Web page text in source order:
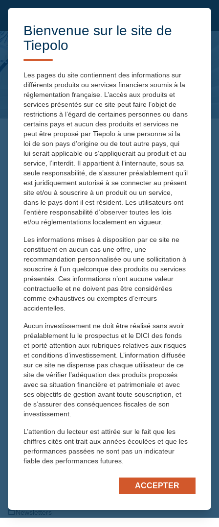
N°
ESQUISSE N°50 – NOUVELLE LETTRE D’INFORMATION
Edito - ça bouge chez Tiepolo
Gestion Privée - L'accompagnement sur-mesure des
patrimoines
Ingénierie Patrimoniale - Penser le patrimoine dans la durée
Multigestion - L'ouverture mondiale au service de
l'allocation
Epargne retraite - Le PER : un outil devenu central
rémunération autrement
Gestion collective : Une gestion qui s'affirme et qui s'élargit
Les fonds Tiepolo : Six stratégies, une philosophie
MULTIGESTION –
L’OUVERTURE MONDIALE
AU SERVICE DE
L’ALLOCATION
Newsletters
Bienvenue sur le site de
Tiepolo
Les pages du site contiennent des informations sur
différents produits ou services financiers soumis à la
réglementation française. L’accès aux produits et
services présentés sur ce site peut faire l’objet de
restrictions à l’égard de certaines personnes ou dans
certains pays et aucun des produits et services ne
peut être proposé par Tiepolo à une personne si la
loi de son pays d’origine ou de tout autre pays, qui
lui serait applicable ou s’appliquerait au produit et au
service, l’interdit. Il appartient à l’internaute, sous sa
seule responsabilité, de s’assurer préalablement qu’il
est juridiquement autorisé à se connecter au présent
site et/ou à souscrire à un produit ou un service,
dans le pays dont il est résident. Les utilisateurs ont
l’entière responsabilité d’observer toutes les lois
et/ou réglementations localement en vigueur.
Les informations mises à disposition par ce site ne
constituent en aucun cas une offre, une
recommandation personnalisée ou une sollicitation à
souscrire à l’un quelconque des produits ou services
présentés. Ces informations n’ont aucune valeur
contractuelle et ne doivent pas être considérées
comme exhaustives ou exemptes d’erreurs
accidentelles.
Aucun investissement ne doit être réalisé sans avoir
préalablement lu le prospectus et le DICI des fonds
et porté attention aux rubriques relatives aux risques
et conditions d’investissement. L’information diffusée
sur ce site ne dispense pas chaque utilisateur de ce
site de vérifier l’adéquation des produits proposés
avec sa situation financière et patrimoniale et avec
ses objectifs de gestion avant toute souscription, et
de s’assurer des conséquences fiscales de son
investissement.
L’attention du lecteur est attirée sur le fait que les
chiffres cités ont trait aux années écoulées et que les
performances passées ne sont pas un indicateur
fiable des performances futures.
ACCEPTER